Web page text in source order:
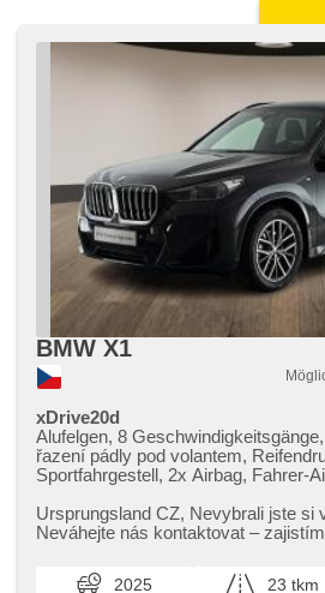
BMW X1
xDrive20d
Alufelgen, 8
řazení pádly pod volantem,
Sportfahrgestell, 2x Airbag, Fahrer-
Klappspiegel, vyhřívané trysky
beheizte Spiegel, Sportsitze,
Lichtsensor, Heck LED Leuchte,
Ursprungsland CZ,​ Nevybrali jste si
Neváhejte nás kontaktovat –
2025 23 tkm